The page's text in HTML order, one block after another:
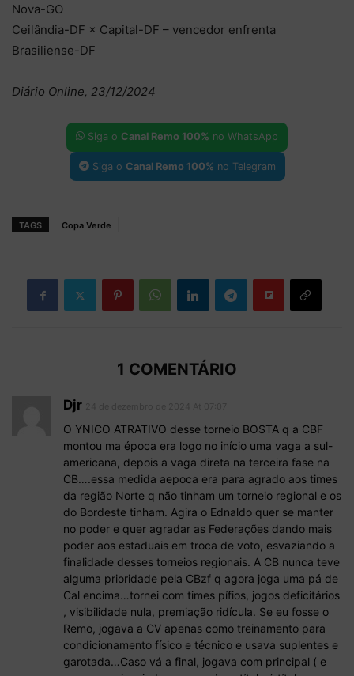
Nova-GO
Ceilândia-DF × Capital-DF – vencedor enfrenta
Brasiliense-DF
Diário Online, 23/12/2024
Siga o Canal Remo 100% no WhatsApp
Siga o Canal Remo 100% no Telegram
TAGS Copa Verde
1 COMENTÁRIO
Djr
O YNICO ATRATIVO desse torneio BOSTA q a CBF
montou ma época era logo no início uma vaga a sul-
americana, depois a vaga direta na terceira fase na
CB….essa medida aepoca era para agrado aos times
da região Norte q não tinham um torneio regional e os
do Bordeste tinham. Agira o Ednaldo quer se manter
no poder e quer agradar as Federações dando mais
poder aos estaduais em troca de voto, esvaziando a
finalidade desses torneios regionais. A CB nunca teve
alguma prioridade pela CBzf q agora joga uma pá de
Cal encima…tornei com times pífios, jogos deficitários
, visibilidade nula, premiação ridícula. Se eu fosse o
Remo, jogava a CV apenas como treinamento para
condicionamento físico e técnico e usava suplentes e
garotada…Caso vá a final, jogava com principal ( e